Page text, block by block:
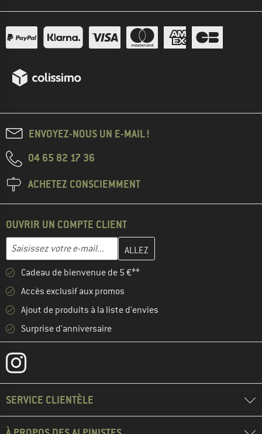
ENVOYEZ-NOUS UN E-MAIL !
04 65 82 17 36
ACHETEZ CONSCIEMMENT
OUVRIR UN COMPTE CLIENT
Adresse e-mail
Entrez votre adresse e-mail ici et créez votre compte client à la
Cadeau de bienvenue de 5 €**
Accès exclusif aux promos
Ajout de produits à la liste d'envies
Surprise d'anniversaire
SERVICE CLIENTÈLE